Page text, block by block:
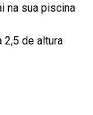
na sua piscina
2,5 de altura